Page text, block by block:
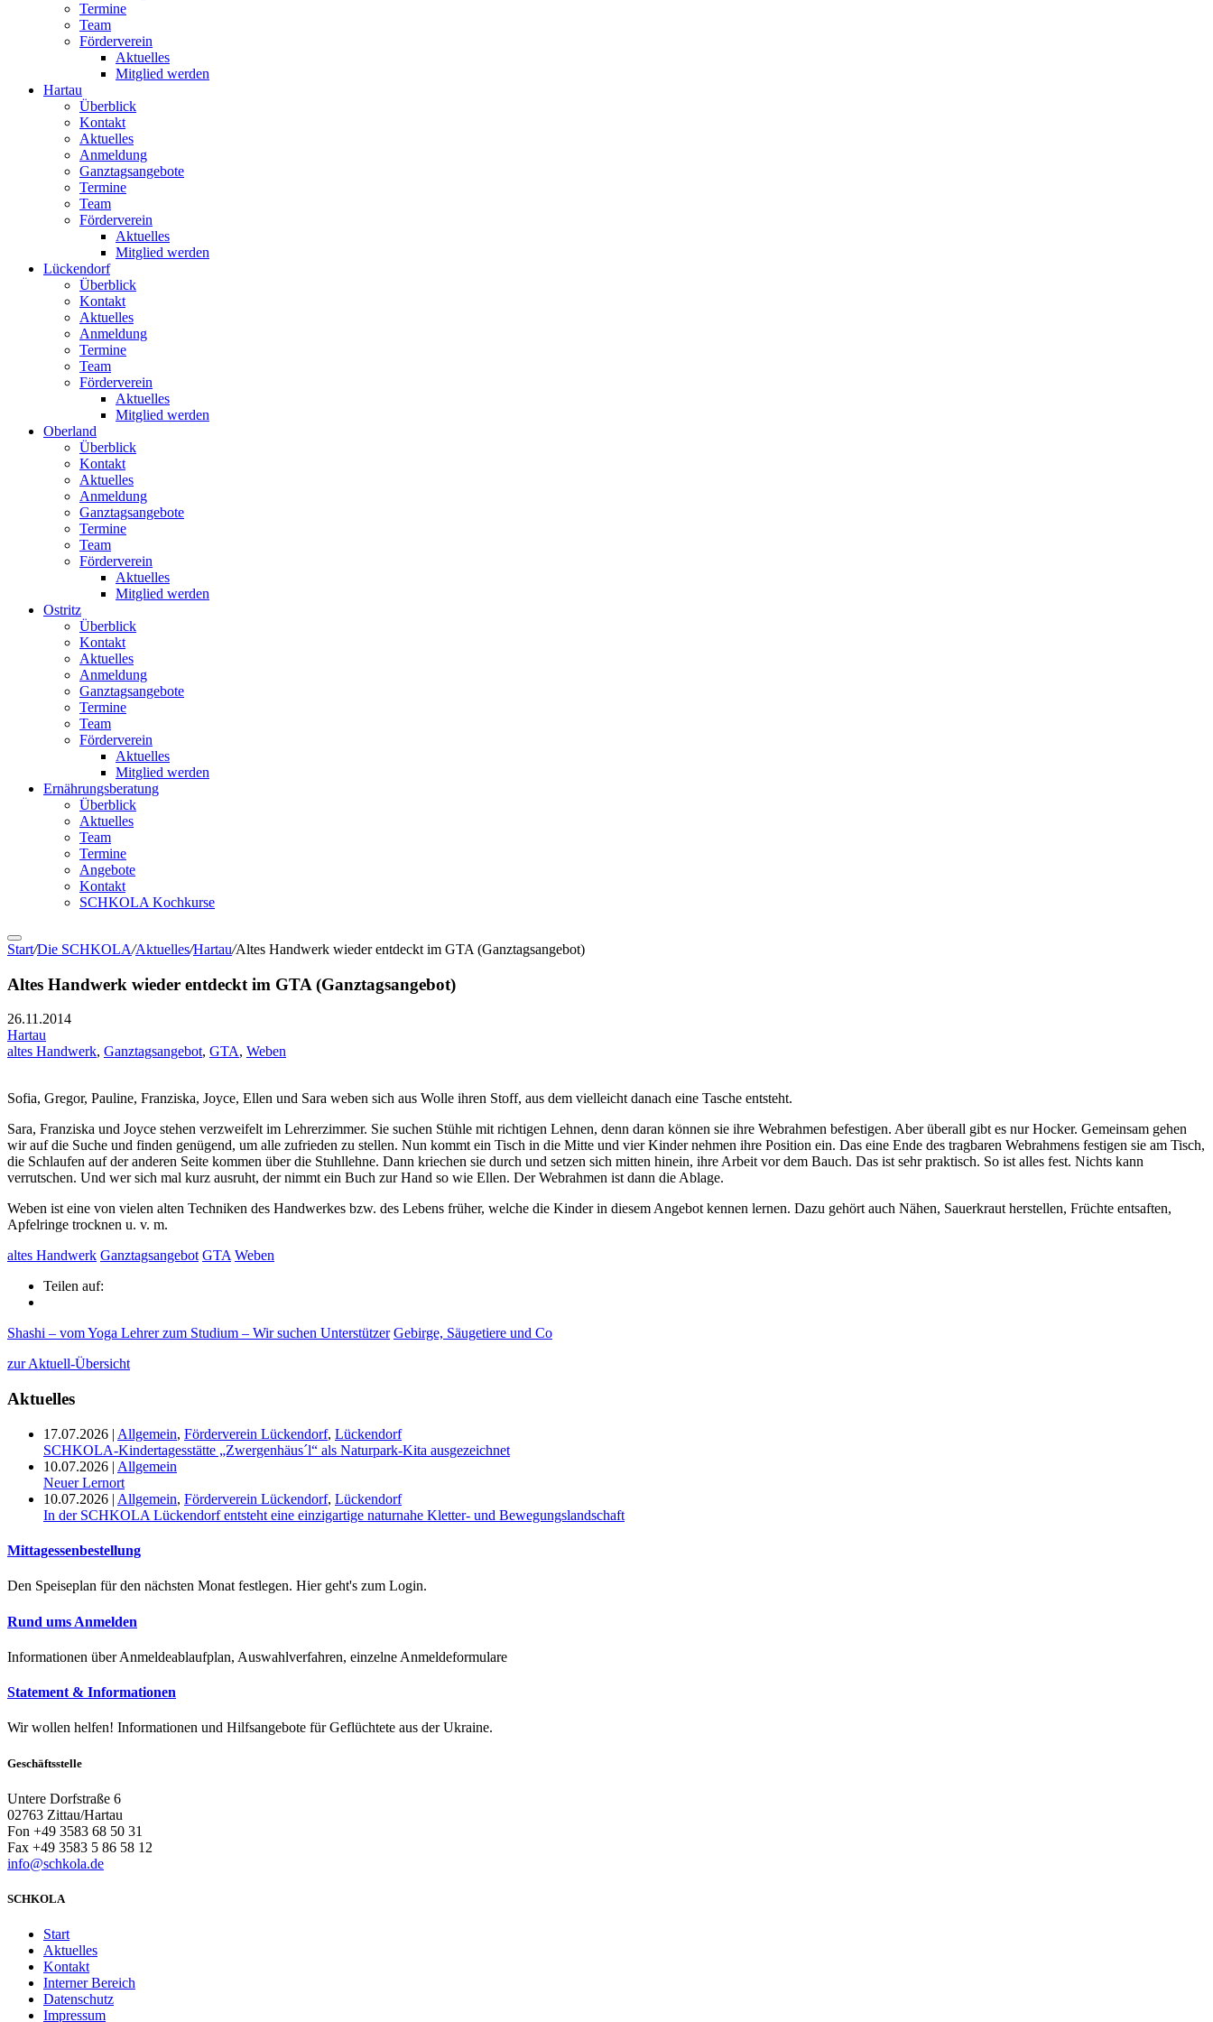
Termine
Team
Förderverein
Aktuelles
Mitglied werden
Hartau
Überblick
Kontakt
Aktuelles
Anmeldung
Ganztagsangebote
Termine
Team
Förderverein
Aktuelles
Mitglied werden
Lückendorf
Überblick
Kontakt
Aktuelles
Anmeldung
Termine
Team
Förderverein
Aktuelles
Mitglied werden
Oberland
Überblick
Kontakt
Aktuelles
Anmeldung
Ganztagsangebote
Termine
Team
Förderverein
Aktuelles
Mitglied werden
Ostritz
Überblick
Kontakt
Aktuelles
Anmeldung
Ganztagsangebote
Termine
Team
Förderverein
Aktuelles
Mitglied werden
Ernährungsberatung
Überblick
Aktuelles
Team
Termine
Angebote
Kontakt
SCHKOLA Kochkurse
Start/Die SCHKOLA/Aktuelles/Hartau/Altes Handwerk wieder entdeckt im GTA (Ganztagsangebot)
Altes Handwerk wieder entdeckt im GTA (Ganztagsangebot)
26.11.2014
Hartau
altes Handwerk, Ganztagsangebot, GTA, Weben
Sofia, Gregor, Pauline, Franziska, Joyce, Ellen und Sara weben sich aus Wolle ihren Stoff, aus dem vielleicht danach eine Tasche entsteht.
Sara, Franziska und Joyce stehen verzweifelt im Lehrerzimmer. Sie suchen Stühle mit richtigen Lehnen, denn daran können sie ihre Webrahmen befestigen. Aber überall gibt es nur Hocker. Gemeinsam gehen
wir auf die Suche und finden genügend, um alle zufrieden zu stellen. Nun kommt ein Tisch in die Mitte und vier Kinder nehmen ihre Position ein. Das eine Ende des tragbaren Webrahmens festigen sie am Tisch,
die Schlaufen auf der anderen Seite kommen über die Stuhllehne. Dann kriechen sie durch und setzen sich mitten hinein, ihre Arbeit vor dem Bauch. Das ist sehr praktisch. So ist alles fest. Nichts kann
verrutschen. Und wer sich mal kurz ausruht, der nimmt ein Buch zur Hand so wie Ellen. Der Webrahmen ist dann die Ablage.
Weben ist eine von vielen alten Techniken des Handwerkes bzw. des Lebens früher, welche die Kinder in diesem Angebot kennen lernen. Dazu gehört auch Nähen, Sauerkraut herstellen, Früchte entsaften,
Apfelringe trocknen u. v. m.
altes Handwerk Ganztagsangebot GTA Weben
Teilen auf:
Shashi – vom Yoga Lehrer zum Studium – Wir suchen Unterstützer Gebirge, Säugetiere und Co
zur Aktuell-Übersicht
Aktuelles
17.07.2026 | Allgemein, Förderverein Lückendorf, Lückendorf
SCHKOLA-Kindertagesstätte „Zwergenhäus´l“ als Naturpark-Kita ausgezeichnet
10.07.2026 | Allgemein
Neuer Lernort
10.07.2026 | Allgemein, Förderverein Lückendorf, Lückendorf
In der SCHKOLA Lückendorf entsteht eine einzigartige naturnahe Kletter- und Bewegungslandschaft
Mittagessenbestellung
Den Speiseplan für den nächsten Monat festlegen. Hier geht's zum Login.
Rund ums Anmelden
Informationen über Anmeldeablaufplan, Auswahlverfahren, einzelne Anmeldeformulare
Statement & Informationen
Wir wollen helfen! Informationen und Hilfsangebote für Geflüchtete aus der Ukraine.
Geschäftsstelle
Untere Dorfstraße 6
02763 Zittau/Hartau
Fon +49 3583 68 50 31
Fax +49 3583 5 86 58 12
info@schkola.de
SCHKOLA
Start
Aktuelles
Kontakt
Interner Bereich
Datenschutz
Impressum